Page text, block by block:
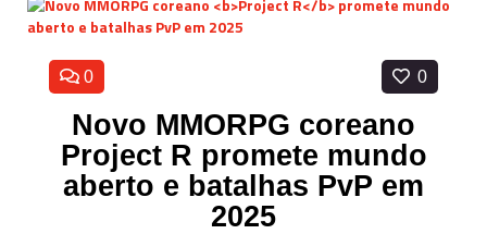
0 0
Novo MMORPG coreano
Project R promete mundo
aberto e batalhas PvP em
2025